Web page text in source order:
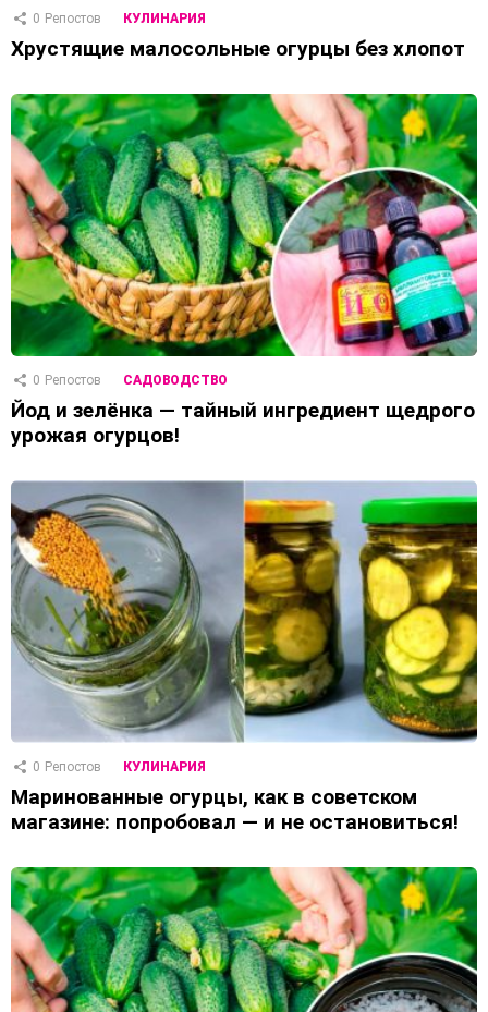
0 Репостов КУЛИНАРИЯ
Хрустящие малосольные огурцы без хлопот
0 Репостов САДОВОДСТВО
Йод и зелёнка — тайный ингредиент щедрого
урожая огурцов!
0 Репостов КУЛИНАРИЯ
Маринованные огурцы, как в советском
магазине: попробовал — и не остановиться!